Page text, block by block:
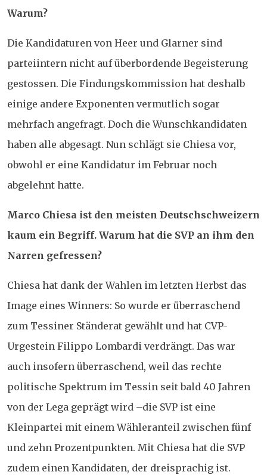
Warum?
Die Kandidaturen von Heer und Glarner sind
parteiintern nicht auf überbordende Begeisterung
gestossen. Die Findungskommission hat deshalb
einige andere Exponenten vermutlich sogar
mehrfach angefragt. Doch die Wunschkandidaten
haben alle abgesagt. Nun schlägt sie Chiesa vor,
obwohl er eine Kandidatur im Februar noch
abgelehnt hatte.
Marco Chiesa ist den meisten Deutschschweizern
kaum ein Begriff. Warum hat die SVP an ihm den
Narren gefressen?
Chiesa hat dank der Wahlen im letzten Herbst das
Image eines Winners: So wurde er überraschend
zum Tessiner Ständerat gewählt und hat CVP-
Urgestein Filippo Lombardi verdrängt. Das war
auch insofern überraschend, weil das rechte
politische Spektrum im Tessin seit bald 40 Jahren
von der Lega geprägt wird –die SVP ist eine
Kleinpartei mit einem Wähleranteil zwischen fünf
und zehn Prozentpunkten. Mit Chiesa hat die SVP
zudem einen Kandidaten, der dreisprachig ist.